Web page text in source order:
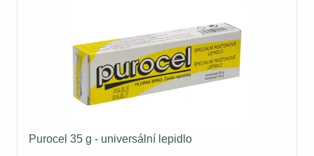
Purocel 35 g - universální lepidlo